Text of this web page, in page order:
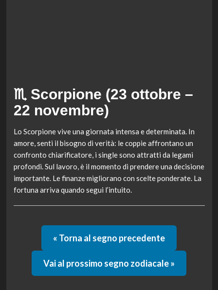
♏ Scorpione (23 ottobre –
22 novembre)
Lo Scorpione vive una giornata intensa e determinata. In
amore, senti il bisogno di verità: le coppie affrontano un
confronto chiarificatore, i single sono attratti da legami
profondi. Sul lavoro, è il momento di prendere una decisione
importante. Le finanze migliorano con scelte ponderate. La
fortuna arriva quando segui l’intuito.
« Torna al segno precedente
Vai al prossimo segno zodiacale »